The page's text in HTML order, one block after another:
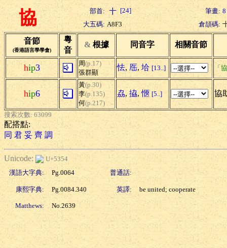
協 部首: [24] 筆畫: 8
大五碼: A8F3 倉頡碼:
音節
(香港語言學學會)
粵
音
& 根據 同音字 相關音節
hip3 周(p.17)
張群顯
怯, 厒, 垥 [13..] 「
hip6
黃(p.30)
李(p.135)
何(p.217)
劦, 拹,愜 [5..] 協
搜索次數: 63099
配搭點:
同 君 妥 齊 調
Unicode:
U+5354
漢語大字典:
Pg.0064 普通話:
康熙字典: Pg.0084.340 英譯: be united; cooperate
Matthews: No.2639